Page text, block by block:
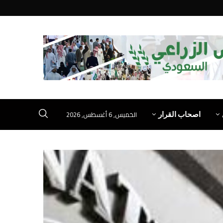
اصحاب القرار الخميس, 6 أغسطس, 2026